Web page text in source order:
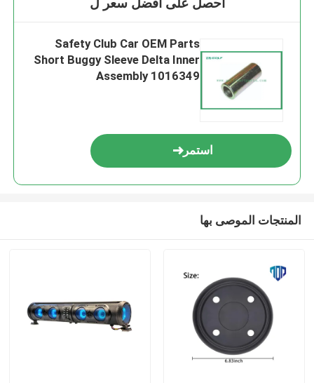
احصل على افضل سعر ل
Safety Club Car OEM Parts
Short Buggy Sleeve Delta Inner
Assembly 1016349
استمر
المنتجات الموصى بها